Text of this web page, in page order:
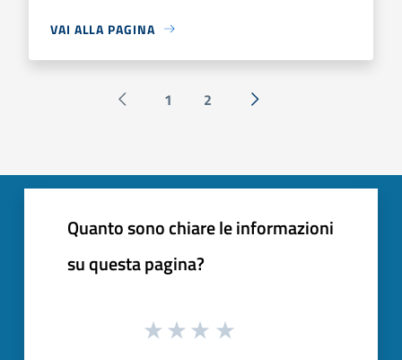
VAI ALLA PAGINA
Pagina precedente
1 2
Successiva »
Quanto sono chiare le informazioni
su questa pagina?